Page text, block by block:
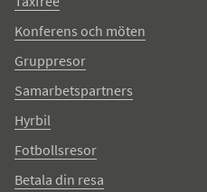
Konferens och möten
Gruppresor
Samarbetspartners
Hyrbil
Fotbollsresor
Betala din resa